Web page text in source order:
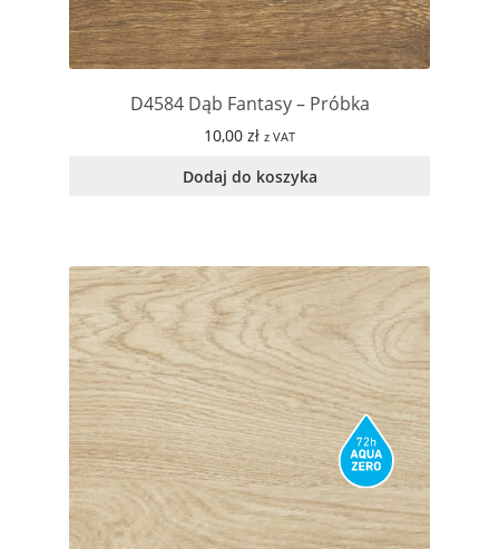
D4584 Dąb Fantasy – Próbka
10,00 zł z VAT
Dodaj do koszyka